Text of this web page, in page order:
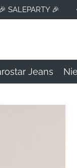
SALEPARTY 🎉
Jeans